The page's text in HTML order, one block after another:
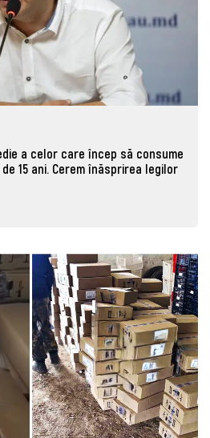
a celor care încep să consume
15 ani. Cerem înăsprirea legilor